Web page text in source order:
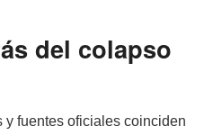
del colapso
fuentes oficiales coinciden